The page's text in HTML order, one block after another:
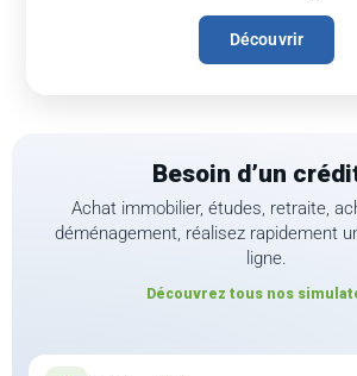
Découvrir
Besoin d’un
Achat immobilier, études, retraite,
déménagement, réalisez rapidement
ligne.
Découvrez tous nos